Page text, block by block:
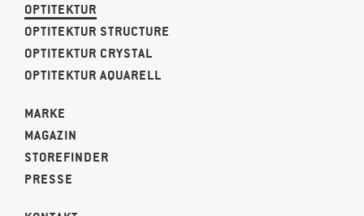
OPTITEKTUR
OPTITEKTUR STRUCTURE
OPTITEKTUR CRYSTAL
OPTITEKTUR AQUARELL
MARKE
MAGAZIN
STOREFINDER
PRESSE